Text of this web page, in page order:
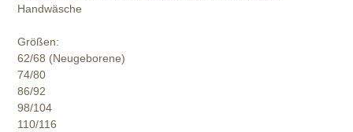
Handwäsche
Größen:
62/68 (Neugeborene)
74/80
86/92
98/104
110/116